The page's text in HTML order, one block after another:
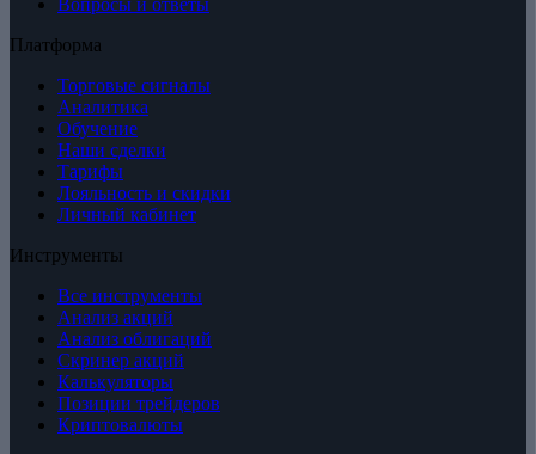
Вопросы и ответы
Платформа
Торговые сигналы
Аналитика
Обучение
Наши сделки
Тарифы
Лояльность и скидки
Личный кабинет
Инструменты
Все инструменты
Анализ акций
Анализ облигаций
Скринер акций
Калькуляторы
Позиции трейдеров
Криптовалюты